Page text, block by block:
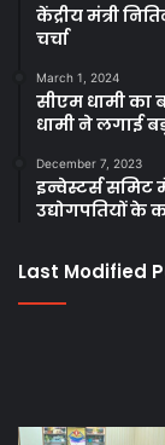
केंद्रीय मंत्री
चर्चा
March 1, 2024
सीएम धामी का
धामी ने लगाई
December 7, 2023
इन्वेस्टर्स समिट
उद्योगपतियों के
Last Modified